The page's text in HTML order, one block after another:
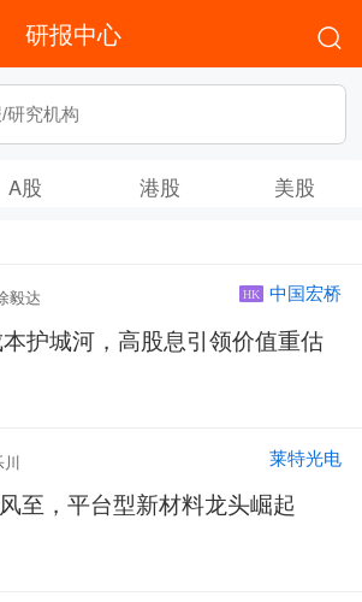
研报中心
A股 港股 美股
毅达 HK 中国宏桥
护城河，高股息引领价值重估
川 莱特光电
至，平台型新材料龙头崛起